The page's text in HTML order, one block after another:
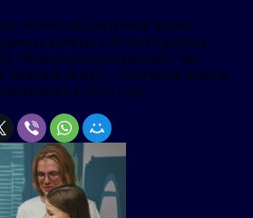
этого года получила звание
конкурса 50 легендарных
«Комсомольская правда», что,
позиций меню, – отличный задел к
в 2023 году.